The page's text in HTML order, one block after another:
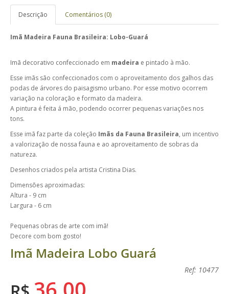
Descrição Comentários (0)
Imã Madeira Fauna Brasileira: Lobo-Guará
Imã decorativo confeccionado em madeira e pintado à mão.
Esse imãs são confeccionados com o aproveitamento dos galhos das
podas de árvores do paisagismo urbano. Por esse motivo ocorrem
variação na coloração e formato da madeira.
A pintura é feita á mão, podendo ocorrer pequenas variações nos
tons.
Esse imã faz parte da coleção Imãs da Fauna Brasileira, um incentivo
a valorização de nossa fauna e ao aproveitamento de sobras da
natureza.
Desenhos criados pela artista Cristina Dias.
Dimensões aproximadas:
Altura - 9 cm
Largura - 6 cm
Pequenas obras de arte com imã!
Decore com bom gosto!
Imã Madeira Lobo Guará
Ref: 10477